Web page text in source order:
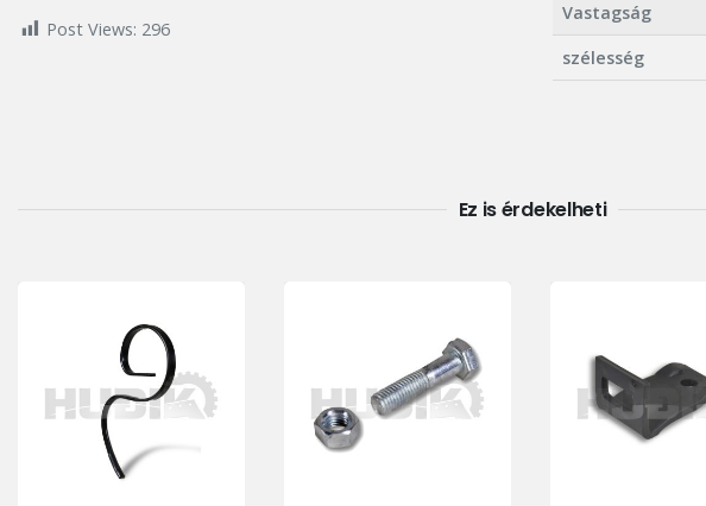
Post Views: 296
Vastagság
szélesség
Ez is érdekelheti